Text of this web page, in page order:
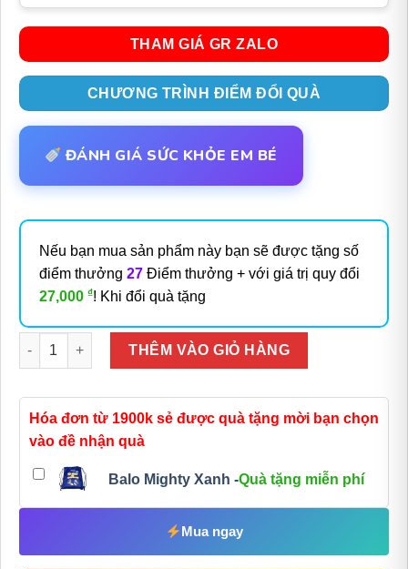
THAM GIÁ GR ZALO
CHƯƠNG TRÌNH ĐIỂM ĐỔI QUÀ
ĐÁNH GIÁ SỨC KHỎE EM BÉ
Nếu bạn mua sản phẩm này bạn sẽ được tặng số
điểm thưởng 27 Điểm thưởng + với giá trị quy đổi
27,000 ₫! Khi đổi quà tặng
Số lượng
THÊM VÀO GIỎ HÀNG
Hóa đơn từ 1900k sẻ được quà tặng mời bạn chọn
vào đề nhận quà
Balo Mighty Xanh -Quà tặng miễn phí
Mua ngay